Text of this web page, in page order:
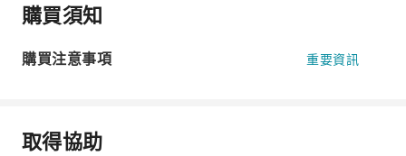
購買須知
購買注意事項 重要資訊
取得協助